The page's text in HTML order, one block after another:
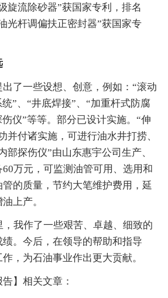
旋流除砂器”获国家专利，排名
光杆调偏扶正密封器”获国家专
一些设想、创意，例如：“滚动
”、“井底焊接”、“加重杆式防腐
仪”等等。部分已设计实施。“伸
并付诸实施，可进行油水井打捞、
部探伤仪”由山东惠宇公司生产、
万元，可监测油管可用、选用和
的质量，节约大笔维护费用，延
上产。
我作了一些艰苦、卓越、细致的
。今后，在领导的帮助和指导
，为石油事业作出更大贡献。
】相关文章：